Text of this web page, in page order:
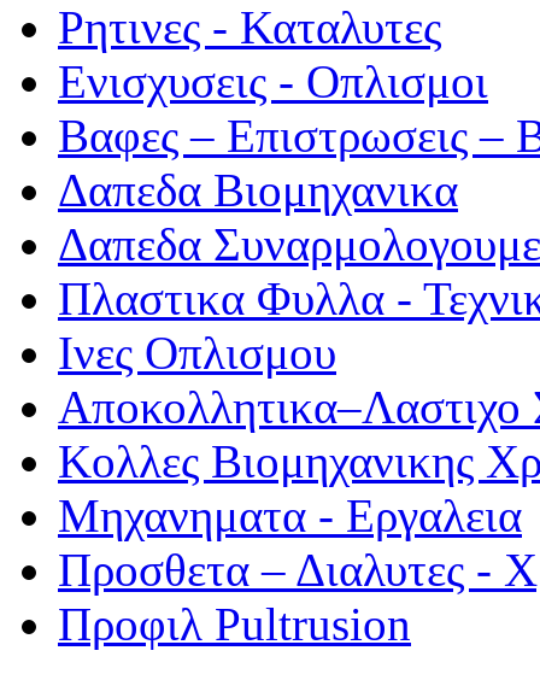
Ρητινες - Καταλυτες
Ενισχυσεις - Οπλισμοι
Βαφες – Επιστρωσεις –
Δαπεδα Βιομηχανικα
Δαπεδα
Πλαστικα Φυλλα -
Ινες Οπλισμου
Αποκολλητικα–Λαστιχο
Κολλες Βιομηχανικης
Μηχανηματα - Εργαλεια
Προσθετα – Διαλυτες -
Προφιλ Pultrusion